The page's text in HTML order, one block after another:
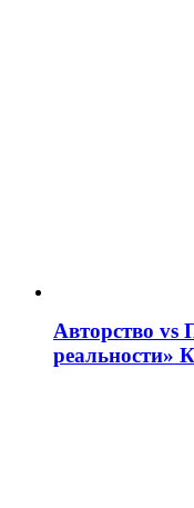
Авторство vs
реальности»